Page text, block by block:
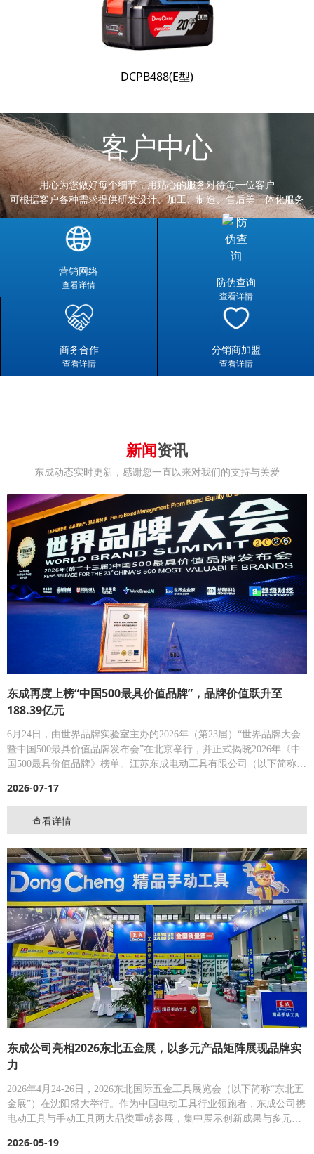
DCPB488(E型)
客户中心
用心为您做好每个细节，用贴心的服务对待每一位客户
可根据客户各种需求提供研发设计、加工、制造、售后等一体化服务
营销网络
查看详情 防伪查询
查看详情
商务合作
查看详情
分销商加盟
查看详情
新闻资讯
东成动态实时更新，感谢您一直以来对我们的支持与关爱
东成再度上榜“中国500最具价值品牌”，品牌价值跃升至
188.39亿元
6月24日，由世界品牌实验室主办的2026年（第23届）“世界品牌大会
暨中国500最具价值品牌发布会”在北京举行，并正式揭晓2026年《中
国500最具价值品牌》榜单。江苏东成电动工具有限公司（以下简称
人民币，位列第439位，是本年度唯一上榜的中国电动工具品牌。
2026-07-17
查看详情
东成公司亮相2026东北五金展，以多元产品矩阵展现品牌实
力
2026年4月24-26日，2026东北国际五金工具展览会（以下简称“东北五
金展”）在沈阳盛大举行。作为中国电动工具行业领跑者，东成公司携
电动工具与手动工具两大品类重磅参展，集中展示创新成果与多元化
响力。
2026-05-19